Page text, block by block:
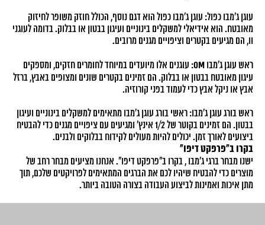
עוגן ג'מבו כפול: עוגן ג'מבו כפול הוא דגם נוסף, הכולל חוזק משופר לחיזוק
מאובטח. הוא אידיאלי למשקלים בינוניים ועיגון בבטון או בבלוק. בדומה לעוגני
וו, הם מגיעים בקטרים וציפויים מגנים מרובים.
ראש עוגן ג'מבו OM: עוגנים אלו מיועדים במיוחד לחומרים חזקים, ומספקים
עיגון מאובטח בבטון או בבלוק. הם זמינים בקטרים שונים ומצופים באבץ, ברזל
אבץ או ניקל אבץ כדי לעמוד בפני קורוזיה.
ראש בורג עוגן ג'מבו: ראשי בורג עוגן ג'מבו מתאימים למשקלים בינוניים ועיגון
בבטון. הם זמינים בקוטר של 1/2 אינץ' ומגיעים עם ציפויים מגנים כדי להבטיח
ביצועים לאורך זמן. יכולים להיות מעולים לקידוח בבלוקים ולבנים.
בקרו ב"פרפקט דיפו"
ישנו מבחר ברגי ג'מבו , בקרו ב"פרפקט דיפו". אנחנו מציעים מבחר רחב של
מוצרים כדי להבטיח שיהיו לכם את הברגים המתאימים לפרויקטים שלכם, תוך
מתן איכות ואמינות לביצוע העבודה בצורה הטובה ביותר.